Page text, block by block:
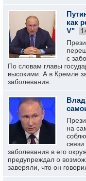
как
V"
с
По словам главы
высокими. А в Кремле
заболевания.
на
заболевания в его
предупреждал о
заверяли, что он